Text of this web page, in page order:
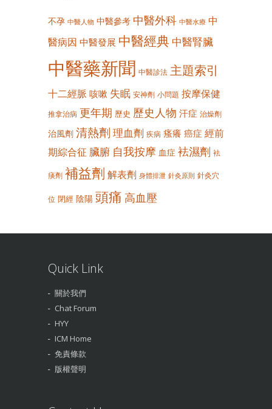
不孕 中醫人物 中醫參考 中醫外科 中醫水療 中
醫病因 中醫發展 中醫經典 中醫腎臟
中醫藥新聞 中醫診法 主題索引
十二經脈 咳嗽 失眠 安神劑 小問題 按摩保健
推拿治病 更年期 歷史 歷史人物 汗症 治燥劑
治風劑 清熱劑 理血劑 疾病 瘙癢 癌症 經前
期綜合征 臟腑 自我按摩 血症 袪濕劑 袪
痰劑 補益劑 解表劑 身體排泄 針灸原則 針灸穴
位 閉經 陰陽 頭痛 高血壓
Quick Link
關於我們
Chat Forum
HYY
ICM Home
免責條款
版權聲明